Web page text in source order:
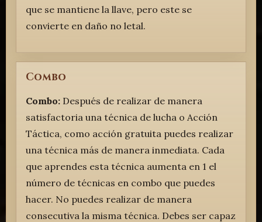
que se mantiene la llave, pero este se
convierte en daño no letal.
Combo
Combo:Después de realizar de manera
satisfactoria una técnica de lucha o Acción
Táctica, como acción gratuita puedes realizar
una técnica más de manera inmediata. Cada
que aprendes esta técnica aumenta en 1 el
número de técnicas en combo que puedes
hacer. No puedes realizar de manera
consecutiva la misma técnica. Debes ser capaz